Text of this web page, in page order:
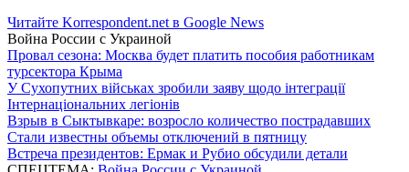
Читайте Korrespondent.net в Google News
Война России с Украиной
Провал сезона: Москва будет платить пособия работникам
турсектора Крыма
У Сухопутних військах зробили заяву щодо інтеграції
Інтернаціональних легіонів
Взрыв в Сыктывкаре: возросло количество пострадавших
Стали известны объемы отключений в пятницу
Встреча президентов: Ермак и Рубио обсудили детали